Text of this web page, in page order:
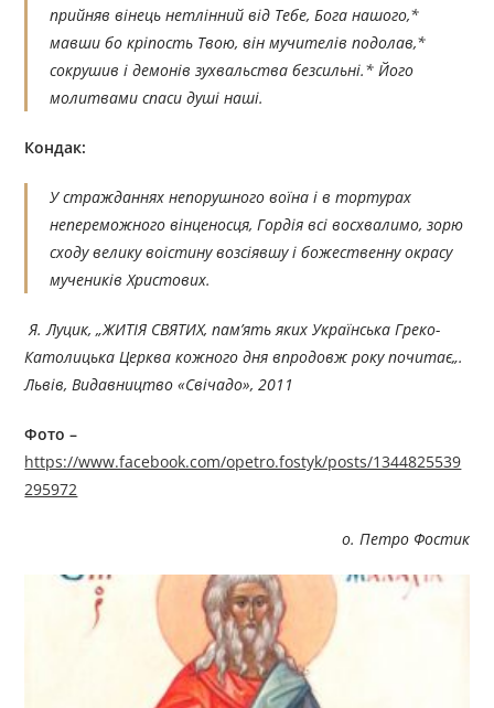
прийняв вінець нетлінний від Тебе, Бога нашого,*
мавши бо кріпость Твою, він мучителів подолав,*
сокрушив і демонів зухвальства безсильні.* Його
молитвами спаси душі наші.
Кондак:
У стражданнях непорушного воїна і в тортурах
непереможного вінценосця, Гордія всі восхвалимо, зорю
сходу велику воістину возсіявшу і божественну окрасу
мучеників Христових.
Я. Луцик, „ЖИТІЯ СВЯТИХ, пам’ять яких Українська Греко-
Католицька Церква кожного дня впродовж року почитає„.
Львів, Видавництво «Свічадо», 201 1
Фото –
https://www.facebook.com/opetro.fostyk/posts/1344825539
295972
о. Петро Фостик